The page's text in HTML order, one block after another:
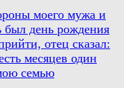
моего мужа и
был день рождения
отец сказал:
месяцев один
семью